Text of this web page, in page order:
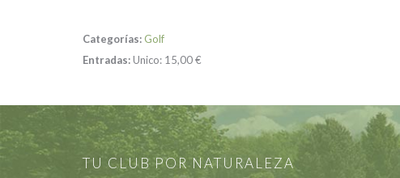
Categorías: Golf
Entradas:Unico: 15,00 €
TU CLUB POR NATURALEZA